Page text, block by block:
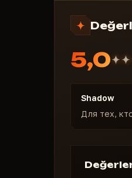
5,0
Shadow
Для тех,